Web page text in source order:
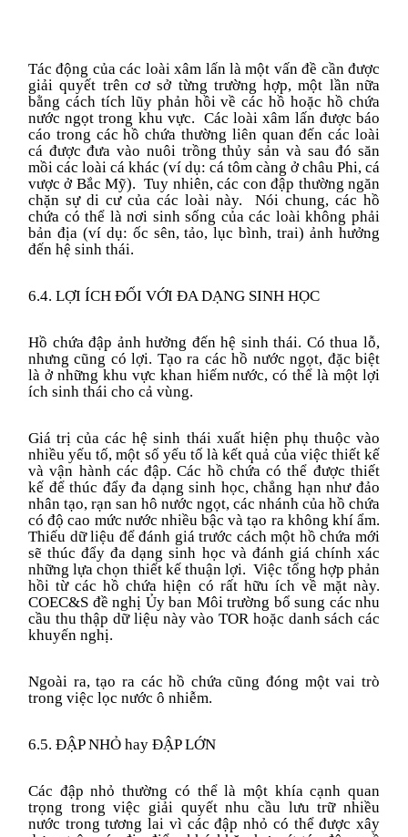
Tác động của các loài xâm lấn là một vấn đề cần được
giải quyết trên cơ sở từng trường hợp, một lần nữa
bằng cách tích lũy phản hồi về các hồ hoặc hồ chứa
nước ngọt trong khu vực. Các loài xâm lấn được báo
cáo trong các hồ chứa thường liên quan đến các loài
cá được đưa vào nuôi trồng thủy sản và sau đó săn
mồi các loài cá khác (ví dụ: cá tôm càng ở châu Phi, cá
vược ở Bắc Mỹ). Tuy nhiên, các con đập thường ngăn
chặn sự di cư của các loài này. Nói chung, các hồ
chứa có thể là nơi sinh sống của các loài không phải
bản địa (ví dụ: ốc sên, tảo, lục bình, trai) ảnh hưởng
đến hệ sinh thái.
6.4. LỢI ÍCH ĐỐI VỚI ĐA DẠNG SINH HỌC
Hồ chứa đập ảnh hưởng đến hệ sinh thái. Có thua lỗ,
nhưng cũng có lợi. Tạo ra các hồ nước ngọt, đặc biệt
là ở những khu vực khan hiếmnước, có thể là một lợi
ích sinh thái cho cả vùng.
Giá trị của các hệ sinh thái xuất hiện phụ thuộc vào
nhiều yếu tố, một số yếu tố là kết quả của việc thiết kế
và vận hành các đập. Các hồ chứa có thể được thiết
kế để thúc đẩy đa dạng sinh học, chẳng hạn như đảo
nhân tạo, rạn san hô nước ngọt, các nhánh của hồ chứa
có độ cao mức nước nhiều bậc và tạo ra không khí ẩm.
Thiếu dữ liệu để đánh giá trước cách một hồ chứa mới
sẽ thúc đẩy đa dạng sinh học và đánh giá chính xác
những lựa chọn thiết kế thuận lợi. Việc tổng hợp phản
hồi từ các hồ chứa hiện có rất hữu ích về mặt này.
COEC&S đề nghị Ủy ban Môi trường bổ sung các nhu
cầu thu thập dữ liệu này vào TOR hoặc danh sách các
khuyến nghị.
Ngoài ra, tạo ra các hồ chứa cũng đóng một vai trò
trong việc lọc nước ô nhiễm.
6.5. ĐẬP NHỎ hay ĐẬP LỚN
Các đập nhỏ thường có thể là một khía cạnh quan
trọng trong việc giải quyết nhu cầu lưu trữ nhiều
nước trong tương lai vì các đập nhỏ có thể được xây